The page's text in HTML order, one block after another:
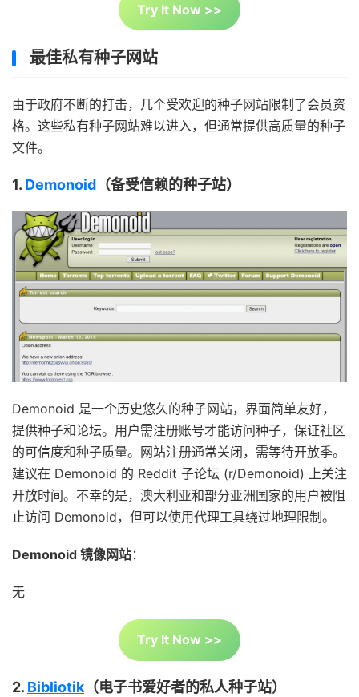
Try It Now >>
最佳私有种子网站
由于政府不断的打击，几个受欢迎的种子网站限制了会员资
格。这些私有种子网站难以进入，但通常提供高质量的种子
文件。
1. Demonoid （备受信赖的种子站）
Demonoid 是一个历史悠久的种子网站，界面简单友好，
提供种子和论坛。用户需注册账号才能访问种子，保证社区
的可信度和种子质量。网站注册通常关闭，需等待开放季。
建议在 Demonoid 的 Reddit 子论坛 (r/Demonoid) 上关注
开放时间。不幸的是，澳大利亚和部分亚洲国家的用户被阻
止访问 Demonoid，但可以使用代理工具绕过地理限制。
Demonoid 镜像网站：
无
Try It Now >>
2. Bibliotik （电子书爱好者的私人种子站）